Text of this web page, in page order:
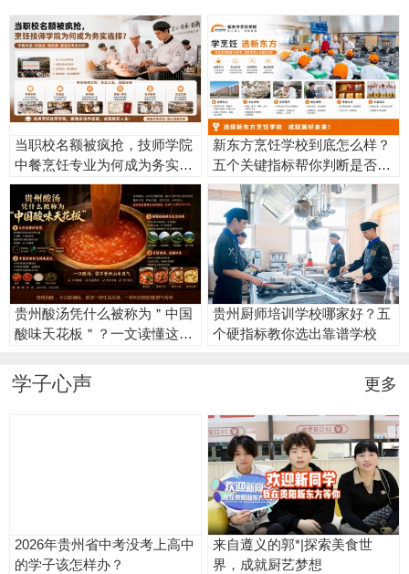
当职校名额被疯抢，技师学院
中餐烹饪专业为何成为务实选
择？
新东方烹饪学校到底怎么样？
五个关键指标帮你判断是否值
得报名
贵州酸汤凭什么被称为＂中国
酸味天花板＂？一文读懂这口
贵州厨师培训学校哪家好？五
个硬指标教你选出靠谱学校
学子心声 更多
2026年贵州省中考没考上高中
的学子该怎样办？​
来自遵义的郭*|探索美食世
界，成就厨艺梦想